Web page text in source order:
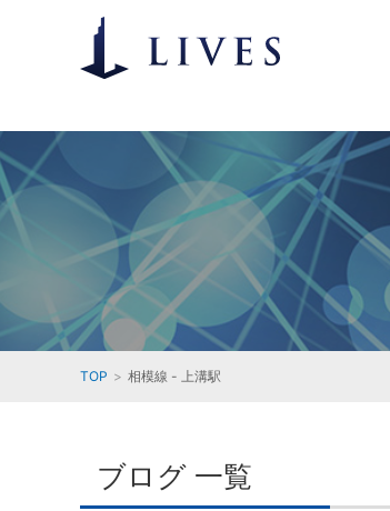
TOP 相模線 - 上溝駅
ブログ 一覧